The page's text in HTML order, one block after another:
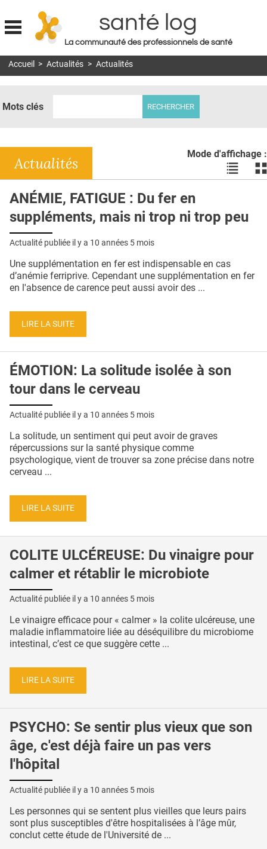
Jump to navigation
santé log
La communauté des professionnels de santé
MON COMPTE
DOSSIERS
RÉSEAUX
E-REVUE SAD
THÉMA
QUI SOMMES-NOUS ?
CONDITIONS GÉNÉRALES
CRÉDITS
Accueil > Actualités > Actualités
Mots clés
Mode d'affichage :
Voir
les
liste
les
Actualités
ANÉMIE, FATIGUE : Du fer en
suppléments, mais ni trop ni trop peu
Actualité publiée il y a 10 années 5 mois
Une supplémentation en fer est indispensable en cas
d’anémie ferriprive. Cependant une supplémentation en fer
en l'absence de carence peut aussi avoir des ...
LIRE LA SUITE
ÉMOTION: La solitude isolée à son
tour dans le cerveau
Actualité publiée il y a 10 années 5 mois
La solitude, un sentiment qui peut avoir de graves
répercussions sur la santé physique comme
psychologique, vient de trouver sa zone précise dans notre
cerveau ...
LIRE LA SUITE
COLITE ULCÉREUSE: Du vinaigre pour
calmer et rétablir le microbiote
Actualité publiée il y a 10 années 5 mois
Le vinaigre efficace pour « calmer » la colite ulcéreuse, une
maladie inflammatoire liée au déséquilibre du microbiome
intestinal, c’est ce que suggère cette ...
LIRE LA SUITE
PSYCHO: Se sentir plus vieux que son
âge, c'est déjà faire un pas vers
l'hôpital
Actualité publiée il y a 10 années 5 mois
Les personnes qui se sentent plus vieilles que leurs pairs
sont plus susceptibles d'être hospitalisées à l’âge mûr,
conclut cette étude de l'Université de ...